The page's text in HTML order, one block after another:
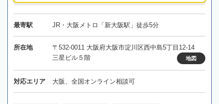
最寄駅 JR・大阪メトロ「新大阪駅」徒歩5分
所在地
〒532-0011 大阪府大阪市淀川区西中島5丁目12-14
三星ビル５階
地図
対応エリア 大阪、全国オンライン相談可